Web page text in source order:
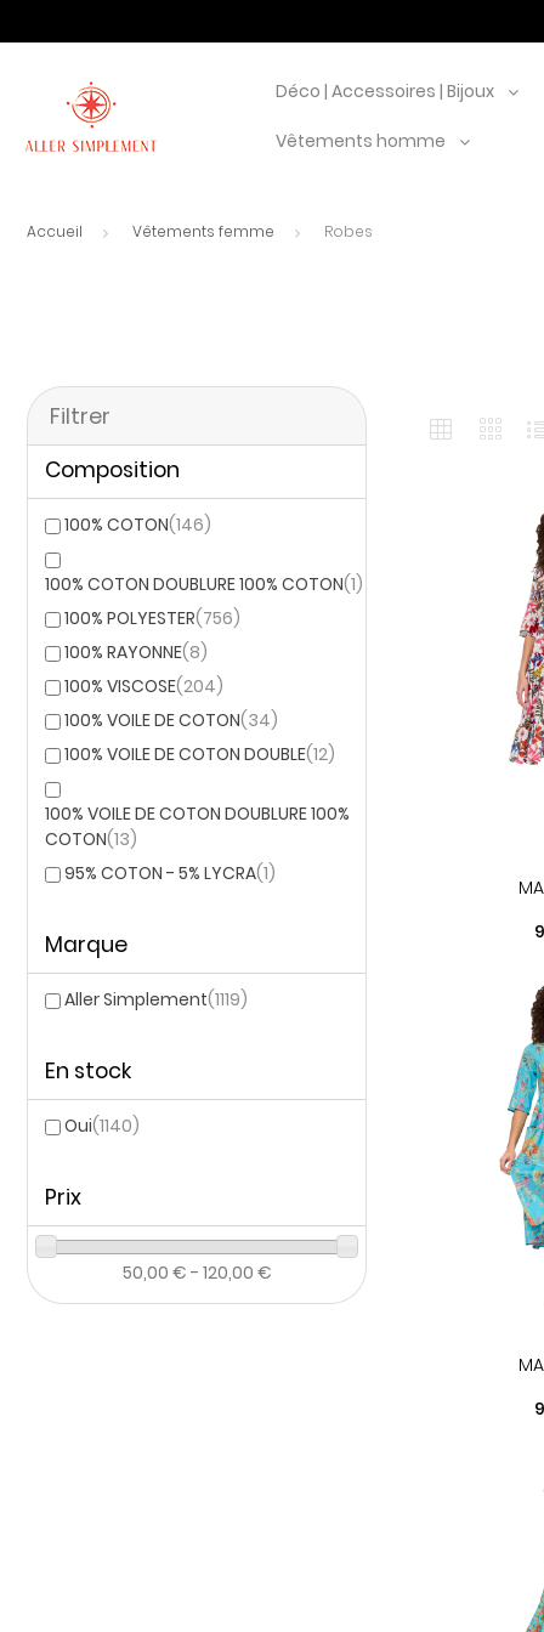
Déco | Accessoires | Bijoux
Vêtements homme
Accueil Vêtements femme Robes
Filtrer
Composition
100% COTON(146)
100% COTON DOUBLURE 100% COTON(1)
100% POLYESTER(756)
100% RAYONNE(8)
100% VISCOSE(204)
100% VOILE DE COTON(34)
100% VOILE DE COTON DOUBLE(12)
100% VOILE DE COTON DOUBLURE 100%
COTON(13)
95% COTON - 5% LYCRA(1)
Marque
Aller Simplement(1119)
En stock
Oui(1140)
Prix
50,00 € - 120,00 €